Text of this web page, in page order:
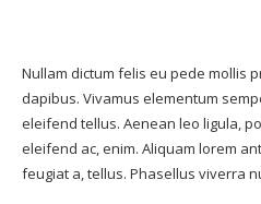
Nullam dictum felis eu pede mollis
dapibus. Vivamus elementum
eleifend tellus. Aenean leo ligula,
eleifend ac, enim. Aliquam lorem
feugiat a, tellus. Phasellus viverra